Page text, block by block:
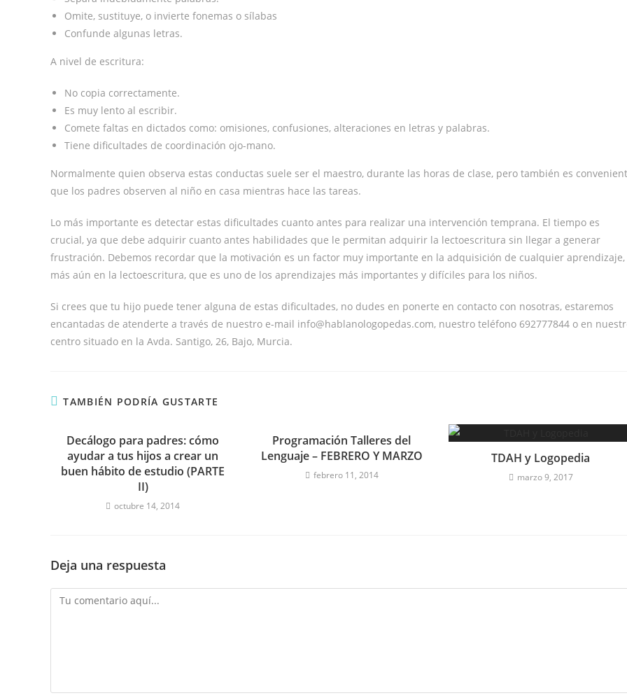
Omite, sustituye, o invierte fonemas o sílabas
Confunde algunas letras.
A nivel de escritura:
No copia correctamente.
Es muy lento al escribir.
Comete faltas en dictados como: omisiones, confusiones, alteraciones en letras y palabras.
Tiene dificultades de coordinación ojo-mano.
Normalmente quien observa estas conductas suele ser el maestro, durante las horas de clase, pero también es
que los padres observen al niño en casa mientras hace las tareas.
Lo más importante es detectar estas dificultades cuanto antes para realizar una intervención temprana. El tiempo es
crucial, ya que debe adquirir cuanto antes habilidades que le permitan adquirir la lectoescritura sin llegar a generar
frustración. Debemos recordar que la motivación es un factor muy importante en la adquisición de cualquier aprendizaje,
más aún en la lectoescritura, que es uno de los aprendizajes más importantes y difíciles para los niños.
Si crees que tu hijo puede tener alguna de estas dificultades, no dudes en ponerte en contacto con nosotras, estaremos
encantadas de atenderte a través de nuestro e-mail info@hablanologopedas.com, nuestro teléfono 692777844 o en
centro situado en la Avda. Santigo, 26, Bajo, Murcia.
TAMBIÉN PODRÍA GUSTARTE
Decálogo para padres: cómo
ayudar a tus hijos a crear un
buen hábito de estudio (PARTE
II)
octubre 14, 2014
Programación Talleres del
Lenguaje – FEBRERO Y MARZO
febrero 11, 2014
TDAH y Logopedia
marzo 9, 2017
Deja una respuesta
Comentario